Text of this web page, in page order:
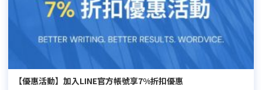
【優惠活動】加入LINE官方帳號享7%折扣優惠